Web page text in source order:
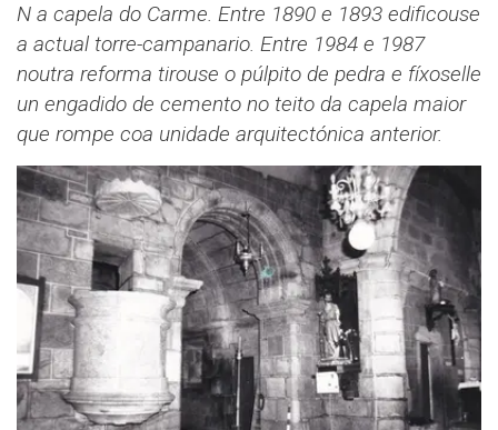
N a capela do Carme. Entre 1890 e 1893 edificouse
a actual torre-campanario. Entre 1984 e 1987
noutra reforma tirouse o púlpito de pedra e fíxoselle
un engadido de cemento no teito da capela maior
que rompe coa unidade arquitectónica anterior.